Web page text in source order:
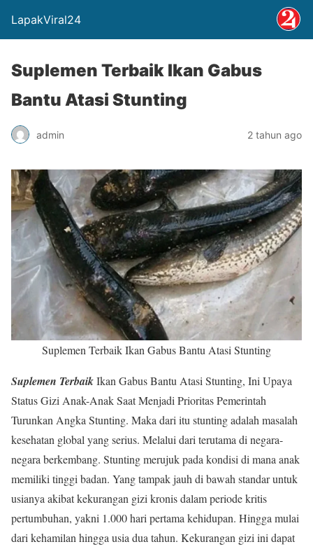
LapakViral24
Suplemen Terbaik Ikan Gabus
Bantu Atasi Stunting
admin 2 tahun ago
Suplemen Terbaik Ikan Gabus Bantu Atasi Stunting
Suplemen TerbaikIkan Gabus Bantu Atasi Stunting, Ini Upaya
Status Gizi Anak-Anak Saat Menjadi Prioritas Pemerintah
Turunkan Angka Stunting. Maka dari itu stunting adalah masalah
kesehatan global yang serius. Melalui dari terutama di negara-
negara berkembang. Stunting merujuk pada kondisi di mana anak
memiliki tinggi badan. Yang tampak jauh di bawah standar untuk
usianya akibat kekurangan gizi kronis dalam periode kritis
pertumbuhan, yakni 1.000 hari pertama kehidupan. Hingga mulai
dari kehamilan hingga usia dua tahun. Kekurangan gizi ini dapat